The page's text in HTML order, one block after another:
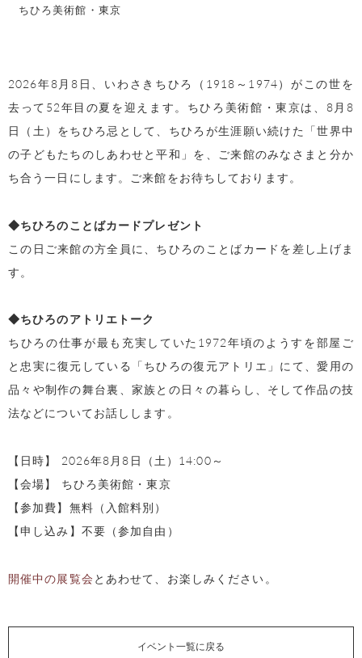
ちひろ美術館・東京
2026年8月8日、いわさきちひろ（1918～1974）がこの世を
去って52年目の夏を迎えます。ちひろ美術館・東京は、8月8
日（土）をちひろ忌として、ちひろが生涯願い続けた「世界中
の子どもたちのしあわせと平和」を、ご来館のみなさまと分か
ち合う一日にします。ご来館をお待ちしております。
◆ちひろのことばカードプレゼント
この日ご来館の方全員に、ちひろのことばカードを差し上げま
す。
◆ちひろのアトリエトーク
ちひろの仕事が最も充実していた1972年頃のようすを部屋ご
と忠実に復元している「ちひろの復元アトリエ」にて、愛用の
品々や制作の舞台裏、家族との日々の暮らし、そして作品の技
法などについてお話しします。
【日時】 2026年8月8日（土）14:00～
【会場】 ちひろ美術館・東京
【参加費】無料（入館料別）
【申し込み】不要（参加自由）
開催中の展覧会 とあわせて、お楽しみください。
イベント一覧に戻る